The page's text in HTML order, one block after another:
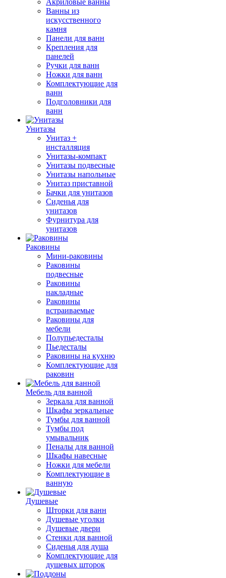
Акриловые ванны
Ванны из
искусственного
камня
Панели для ванн
Крепления для
панелей
Ручки для ванн
Ножки для ванн
Комплектующие для
ванн
Подголовники для
ванн
Унитазы
Унитаз +
инсталляция
Унитазы-компакт
Унитазы подвесные
Унитазы напольные
Унитаз приставной
Бачки для унитазов
Сиденья для
унитазов
Фурнитура для
унитазов
Раковины
Мини-раковины
Раковины
подвесные
Раковины
накладные
Раковины
встраиваемые
Раковины для
мебели
Полупьедесталы
Пьедесталы
Раковины на кухню
Комплектующие для
раковин
Мебель для ванной
Зеркала для ванной
Шкафы зеркальные
Тумбы для ванной
Тумбы под
умывальник
Пеналы для ванной
Шкафы навесные
Ножки для мебели
Комплектующие в
ванную
Душевые
Шторки для ванн
Душевые уголки
Душевые двери
Стенки для ванной
Сиденья для душа
Комплектующие для
душевых шторок